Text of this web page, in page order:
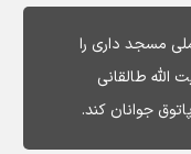
مسجد داری را
طالقانی
جوانان کند.